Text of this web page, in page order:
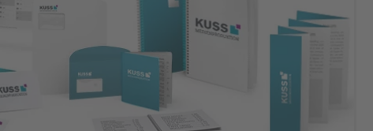
Übersicht Pappdisplays
Papphocker B1-brandschutzzertifiziert
Pappfiguren & Pappaufsteller
Pappwürfel & Dekowürfel
Losboxen
Thekendisplays
Deckenhänger